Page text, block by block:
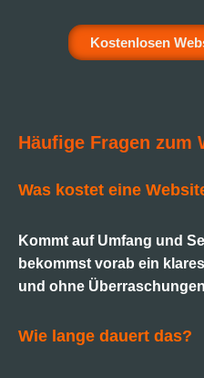
Kostenlosen
Häufige Fragen zum
Was kostet eine
Kommt auf Umfang und
bekommst vorab ein
und ohne
Wie lange dauert das?